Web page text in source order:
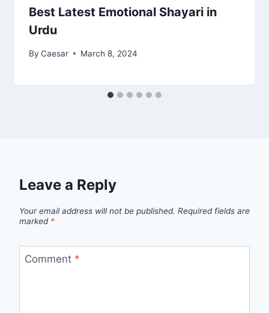
Best Latest Emotional Shayari in
Urdu
By Caesar March 8, 2024
Leave a Reply
Your email address will not be published. Required fields are
marked *
Comment *